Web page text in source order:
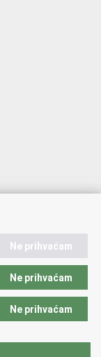
Ne prihvaćam
Ne prihvaćam
Ne prihvaćam